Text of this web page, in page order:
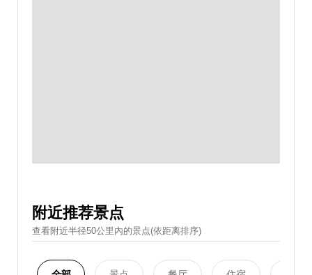
附近推荐景点
查看附近半径50公里內的景点(依距离排序)